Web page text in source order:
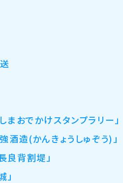
おでかけスタンプラリー」
造(かんきょうしゅぞう)」
背割堤」